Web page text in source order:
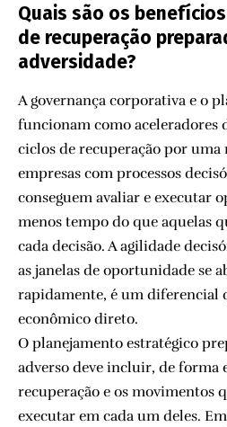
Quais são os
de recuperação
adversidade?
A governança corporativa e o
funcionam como aceleradores
ciclos de recuperação por uma
empresas com processos
conseguem avaliar e executar
menos tempo do que aquelas
cada decisão. A agilidade
as janelas de oportunidade se
rapidamente, é um diferencial
econômico direto.
O planejamento estratégico
adverso deve incluir, de forma
recuperação e os movimentos
executar em cada um deles.